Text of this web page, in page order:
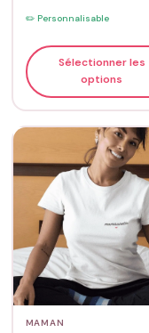
✏️ Personnalisable
Sélectionner les
options
MAMAN